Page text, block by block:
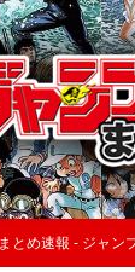
とめ速報 - ジャン